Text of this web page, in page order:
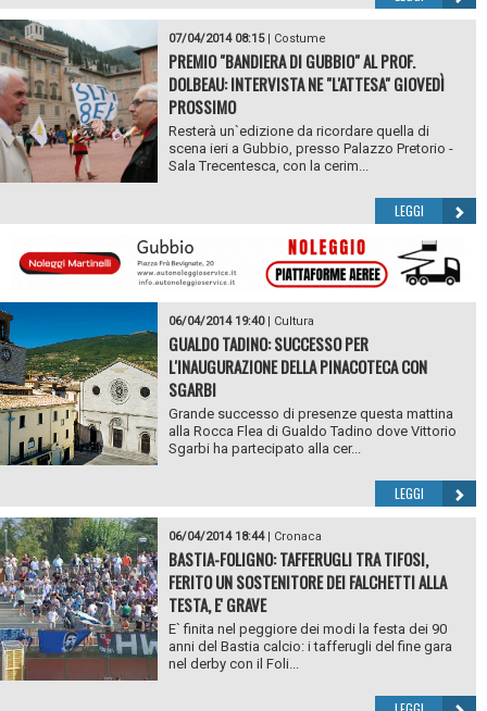
07/04/2014 08:15| Costume
PREMIO "BANDIERA DI GUBBIO" AL PROF.
DOLBEAU: INTERVISTA NE "L'ATTESA" GIOVEDÌ
PROSSIMO
Resterà un`edizione da ricordare quella di
scena ieri a Gubbio, presso Palazzo Pretorio -
Sala Trecentesca, con la cerim...
LEGGI
06/04/2014 19:40| Cultura
GUALDO TADINO: SUCCESSO PER
L'INAUGURAZIONE DELLA PINACOTECA CON
SGARBI
Grande successo di presenze questa mattina
alla Rocca Flea di Gualdo Tadino dove Vittorio
Sgarbi ha partecipato alla cer...
LEGGI
06/04/2014 18:44| Cronaca
BASTIA-FOLIGNO: TAFFERUGLI TRA TIFOSI,
FERITO UN SOSTENITORE DEI FALCHETTI ALLA
TESTA, E' GRAVE
E` finita nel peggiore dei modi la festa dei 90
anni del Bastia calcio: i tafferugli del fine gara
nel derby con il Foli...